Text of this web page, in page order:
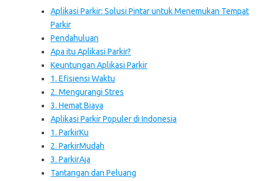
Aplikasi Parkir: Solusi Pintar untuk Menemukan Tempat
Parkir
Pendahuluan
Apa itu Aplikasi Parkir?
Keuntungan Aplikasi Parkir
1. Efisiensi Waktu
2. Mengurangi Stres
3. Hemat Biaya
Aplikasi Parkir Populer di Indonesia
1. ParkirKu
2. ParkirMudah
3. ParkirAja
Tantangan dan Peluang